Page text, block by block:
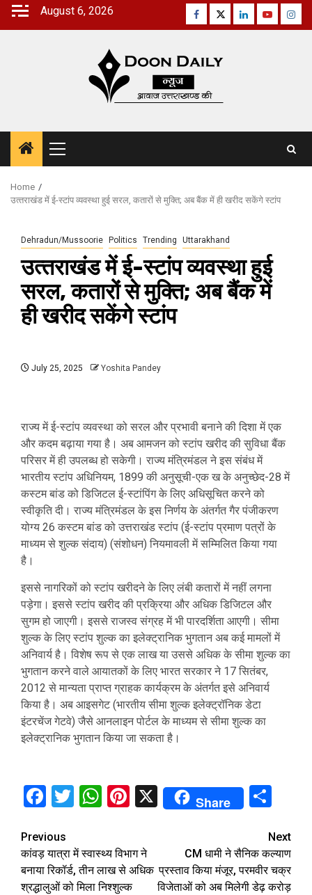
Skip
August 6, 2026 Facebook
TwitterLinkedinYoutube
Primary
Menu
Home
उत्‍तराखंड में ई-स्टांप व्यवस्था हुई सरल, कतारों से मुक्ति; अब बैंक में ही खरीद सकेंगे स्टांप
Dehradun/Mussoorie Politics Trending Uttarakhand
उत्‍तराखंड में ई-स्टांप व्यवस्था हुई
सरल, कतारों से मुक्ति; अब बैंक में
ही खरीद सकेंगे स्टांप
July 25, 2025 Yoshita Pandey
राज्य में ई-स्टांप व्यवस्था को सरल और प्रभावी बनाने की दिशा में एक
और कदम बढ़ाया गया है। अब आमजन को स्टांप खरीद की सुविधा बैंक
परिसर में ही उपलब्ध हो सकेगी। राज्य मंत्रिमंडल ने इस संबंध में
भारतीय स्टांप अधिनियम, 1899 की अनुसूची-एक ख के अनुच्छेद-28 में
कस्टम बांड को डिजिटल ई-स्टांपिंग के लिए अधिसूचित करने को
स्वीकृति दी। राज्य मंत्रिमंडल के इस निर्णय के अंतर्गत गैर पंजीकरण
योग्य 26 कस्टम बांड को उत्तराखंड स्टांप (ई-स्टांप प्रमाण पत्रों के
माध्यम से शुल्क संदाय) (संशोधन) नियमावली में सम्मिलित किया गया
है।
इससे नागरिकों को स्टांप खरीदने के लिए लंबी कतारों में नहीं लगना
पड़ेगा। इससे स्टांप खरीद की प्रक्रिया और अधिक डिजिटल और
सुगम हो जाएगी। इससे राजस्व संग्रह में भी पारदर्शिता आएगी। सीमा
शुल्क के लिए स्टांप शुल्क का इलेक्ट्रानिक भुगतान अब कई मामलों में
अनिवार्य है। विशेष रूप से एक लाख या उससे अधिक के सीमा शुल्क का
भुगतान करने वाले आयातकों के लिए भारत सरकार ने 17 सितंबर,
2012 से मान्यता प्राप्त ग्राहक कार्यक्रम के अंतर्गत इसे अनिवार्य
किया है। अब आइसगेट (भारतीय सीमा शुल्क इलेक्ट्रॉनिक डेटा
इंटरचेंज गेटवे) जैसे आनलाइन पोर्टल के माध्यम से सीमा शुल्क का
इलेक्ट्रानिक भुगतान किया जा सकता है।
Facebook
Twitter
WhatsApp
Pinterest
X Share
Continue
Reading
Previous
कांवड़ यात्रा में स्वास्थ्य विभाग ने
बनाया रिकॉर्ड, तीन लाख से अधिक
श्रद्धालुओं को मिला निश्शुल्क
Next
CM धामी ने सैनिक कल्याण
प्रस्ताव किया मंजूर, परमवीर चक्र
विजेताओं को अब मिलेगी डेढ़ करोड़